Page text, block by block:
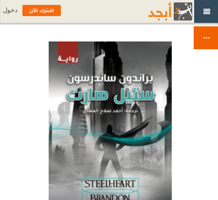
اشترك الآن دخول